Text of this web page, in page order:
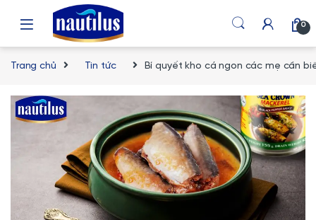
Skip to navigation
Skip to content
0
Trang chủ Tin tức Bí quyết kho cá ngon các mẹ cần